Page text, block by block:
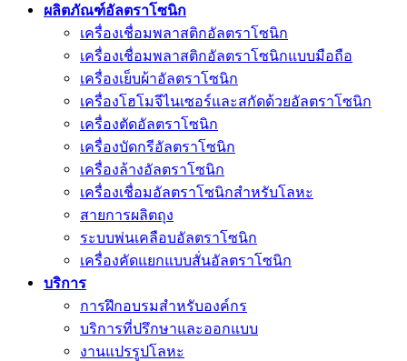
ผลิตภัณฑ์อัลตราโซนิก
เครื่องเชื่อมพลาสติกอัลตราโซนิก
เครื่องเชื่อมพลาสติกอัลตราโซนิกแบบมือถือ
เครื่องเย็บผ้าอัลตราโซนิก
เครื่องโฮโมจีไนเซอร์และสกัดด้วยอัลตราโซนิก
เครื่องตัดอัลตราโซนิก
เครื่องบัดกรีอัลตราโซนิก
เครื่องล้างอัลตราโซนิก
เครื่องเชื่อมอัลตราโซนิกสำหรับโลหะ
สายการผลิตถุง
ระบบพ่นเคลือบอัลตราโซนิก
เครื่องคัดแยกแบบสั่นอัลตราโซนิก
บริการ
การฝึกอบรมสำหรับองค์กร
บริการที่ปรึกษาและออกแบบ
งานแปรรูปโลหะ